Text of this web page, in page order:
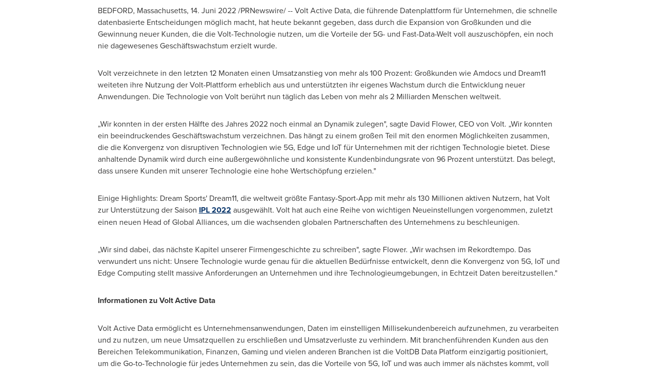
BEDFORD, Massachusetts, 14. Juni 2022 /PRNewswire/ -- Volt Active Data, die führende Datenplattform für Unternehmen, die schnelle
datenbasierte Entscheidungen möglich macht, hat heute bekannt gegeben, dass durch die Expansion von Großkunden und die
Gewinnung neuer Kunden, die die Volt-Technologie nutzen, um die Vorteile der 5G- und Fast-Data-Welt voll auszuschöpfen, ein noch
nie dagewesenes Geschäftswachstum erzielt wurde.
Volt verzeichnete in den letzten 12 Monaten einen Umsatzanstieg von mehr als 100 Prozent: Großkunden wie Amdocs und Dream11
weiteten ihre Nutzung der Volt-Plattform erheblich aus und unterstützten ihr eigenes Wachstum durch die Entwicklung neuer
Anwendungen. Die Technologie von Volt berührt nun täglich das Leben von mehr als 2 Milliarden Menschen weltweit.
„Wir konnten in der ersten Hälfte des Jahres 2022 noch einmal an Dynamik zulegen", sagte David Flower, CEOvon Volt. „Wir konnten
ein beeindruckendes Geschäftswachstum verzeichnen. Das hängt zu einem großen Teil mit den enormen Möglichkeiten zusammen,
die die Konvergenz von disruptiven Technologien wie 5G, Edge und IoT für Unternehmen mit der richtigen Technologie bietet. Diese
anhaltende Dynamik wird durch eine außergewöhnliche und konsistente Kundenbindungsrate von 96 Prozent unterstützt. Das belegt,
dass unsere Kunden mit unserer Technologie eine hohe Wertschöpfung erzielen."
Einige Highlights: Dream Sports' Dream11, die weltweit größte Fantasy-Sport-App mit mehr als 130 Millionen aktiven Nutzern, hat Volt
zur Unterstützung der Saison IPL 2022 ausgewählt. Volt hat auch eine Reihe von wichtigen Neueinstellungen vorgenommen, zuletzt
einen neuen Head of Global Alliances, um die wachsenden globalen Partnerschaften des Unternehmens zu beschleunigen.
„Wir sind dabei, das nächste Kapitel unserer Firmengeschichte zu schreiben", sagte Flower. „Wir wachsen im Rekordtempo. Das
verwundert uns nicht: Unsere Technologie wurde genau für die aktuellen Bedürfnisse entwickelt, denn die Konvergenz von 5G, IoT und
Edge Computing stellt massive Anforderungen an Unternehmen und ihre Technologieumgebungen, in Echtzeit Daten bereitzustellen."
Informationen zu Volt Active Data
Volt Active Data ermöglicht es Unternehmensanwendungen, Daten im einstelligen Millisekundenbereich aufzunehmen, zu verarbeiten
und zu nutzen, um neue Umsatzquellen zu erschließen und Umsatzverluste zu verhindern. Mit branchenführenden Kunden aus den
Bereichen Telekommunikation, Finanzen, Gaming und vielen anderen Branchen ist die VoltDB Data Platform einzigartig positioniert,
um die Go-to-Technologie für jedes Unternehmen zu sein, das die Vorteile von 5G, IoT und was auch immer als nächstes kommt, voll